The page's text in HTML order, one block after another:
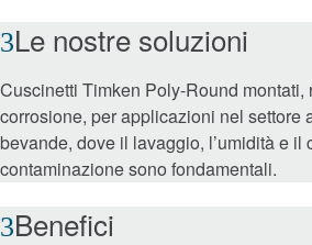
Thrust
Strumenti per la
Le nostre soluzioni
Cuscinetti Timken Poly-Round montati,
corrosione, per applicazioni nel settore
bevande, dove il lavaggio, l’umidità e il
contaminazione sono fondamentali.
Benefici